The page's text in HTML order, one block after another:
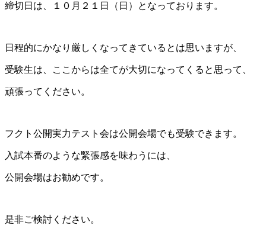
締切日は、１０月２１日（日）となっております。
日程的にかなり厳しくなってきているとは思いますが、
受験生は、ここからは全てが大切になってくると思って、
頑張ってください。
フクト公開実力テスト会は公開会場でも受験できます。
入試本番のような緊張感を味わうには、
公開会場はお勧めです。
是非ご検討ください。